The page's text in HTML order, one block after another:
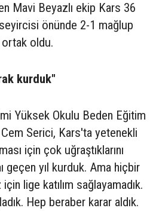
Mavi Beyazlı ekip Kars 36
önünde 2-1 mağlup
oldu.
kurduk"
Yüksek Okulu Beden Eğitim
Serici, Kars'ta yetenekli
için çok uğraştıklarını
geçen yıl kurduk. Ama hiçbir
lige katılım sağlayamadık.
Hep beraber karar aldık.